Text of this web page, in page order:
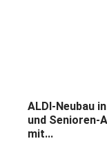
ALDI-Neubau
und Senioren-
mit...